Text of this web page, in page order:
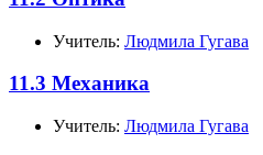
Учитель: Людмила Гугава
11.3 Механика
Учитель: Людмила Гугава